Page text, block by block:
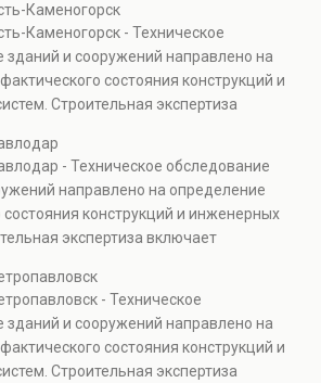
эксплуатационной безопасности.
при покупке недвижимости,
и реконструкции объектов, а
разбирательствах и технических
Каменогорск
Каменогорск - Техническое
зданий и сооружений направлено на
состояния конструкций и
Строительная экспертиза
и оценку эксплуатационной
Услуга востребована при покупке
капитальном ремонте и реконструкции
при судебных разбирательствах и
- Техническое обследование
направлено на определение
состояния конструкций и инженерных
экспертиза включает
эксплуатационной безопасности.
при покупке недвижимости,
и реконструкции объектов, а
разбирательствах и технических
- Техническое
зданий и сооружений направлено на
состояния конструкций и
Строительная экспертиза